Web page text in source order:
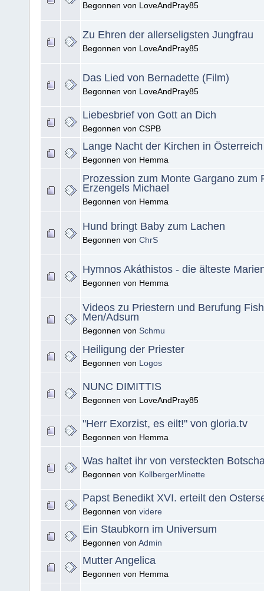
Begonnen von LoveAndPray85
Zu Ehren der allerseligsten Jungfrau
Begonnen von LoveAndPray85
Das Lied von Bernadette (Film)
Begonnen von LoveAndPray85
Liebesbrief von Gott an Dich
Begonnen von CSPB
Lange Nacht der Kirchen in Österreich
Begonnen von Hemma
Prozession zum Monte Gargano zum
Erzengels Michael
Begonnen von Hemma
Hund bringt Baby zum Lachen
Begonnen von ChrS
Hymnos Akáthistos - die älteste
Begonnen von Hemma
Videos zu Priestern und Berufung
Men/Adsum
Begonnen von Schmu
Heiligung der Priester
Begonnen von Logos
NUNC DIMITTIS
Begonnen von LoveAndPray85
"Herr Exorzist, es eilt!" von gloria.tv
Begonnen von Hemma
Was haltet ihr von versteckten
Begonnen von KollbergerMinette
Papst Benedikt XVI. erteilt den
Begonnen von videre
Ein Staubkorn im Universum
Begonnen von Admin
Mutter Angelica
Begonnen von Hemma